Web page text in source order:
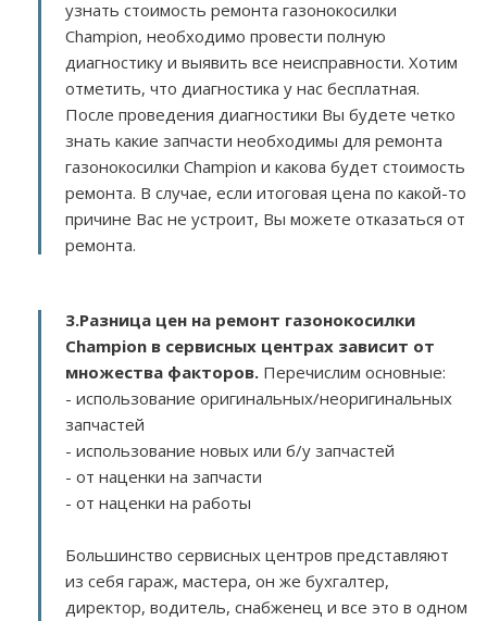
узнать стоимость ремонта газонокосилки
Champion, необходимо провести полную
диагностику и выявить все неисправности. Хотим
отметить, что диагностика у нас бесплатная.
После проведения диагностики Вы будете четко
знать какие запчасти необходимы для ремонта
газонокосилки Champion и какова будет стоимость
ремонта. В случае, если итоговая цена по какой-то
причине Вас не устроит, Вы можете отказаться от
ремонта.
3.Разница цен на ремонт газонокосилки
Champion в сервисных центрах зависит от
множества факторов. Перечислим основные:
- использование оригинальных/неоригинальных
запчастей
- использование новых или б/у запчастей
- от наценки на запчасти
- от наценки на работы
Большинство сервисных центров представляют
из себя гараж, мастера, он же бухгалтер,
директор, водитель, снабженец и все это в одном